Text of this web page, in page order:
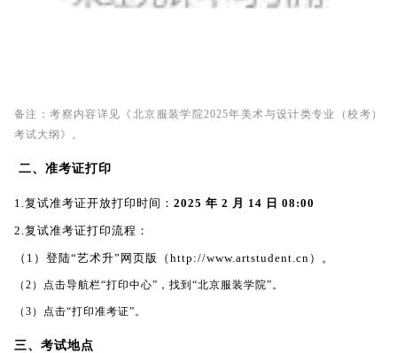
备注：考察内容详见《北京服装学院2025年美术与设计类专业（校考）
考试大纲》。
二、准考证打印
1.复试准考证开放打印时间： 2025 年 2 月 14 日 08:00
2.复试准考证打印流程：
（1）登陆“艺术升”网页版（http://www.artstudent.cn）。
（2）点击导航栏“打印中心”，找到“北京服装学院”。
（3）点击“打印准考证”。
三、考试地点